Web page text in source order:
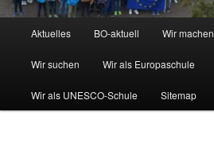
Aktuelles BO-aktuell Wir machen
Wir suchen Wir als Europaschule
Wir als UNESCO-Schule Sitemap